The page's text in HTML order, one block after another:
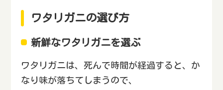
ワタリガニの選び方
新鮮なワタリガニを選ぶ
ワタリガニは、死んで時間が経過すると、か
なり味が落ちてしまうので、